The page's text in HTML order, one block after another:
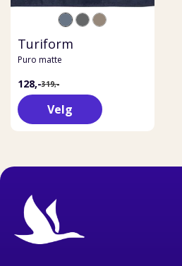
Turiform
Puro matte
128,-319,-
Velg